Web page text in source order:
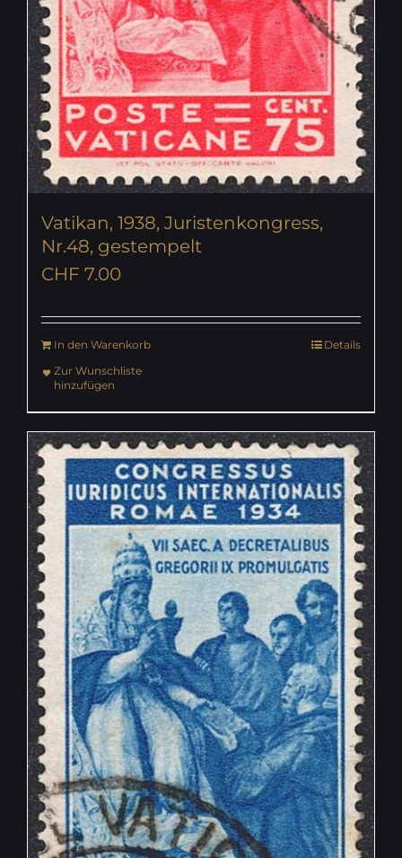
Vatikan, 1938, Juristenkongress,
Nr.48, gestempelt
CHF 7.00
In den Warenkorb
Details
Zur Wunschliste
hinzufügen